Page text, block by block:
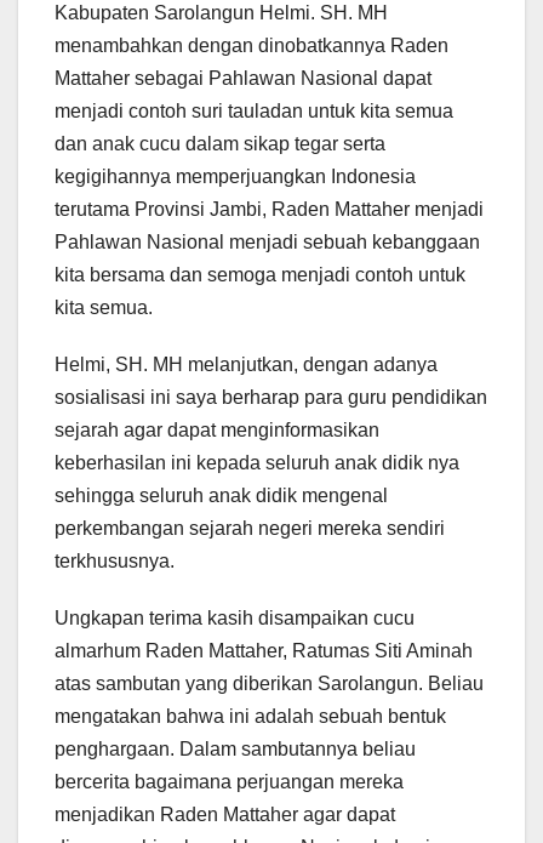
Kabupaten Sarolangun Helmi. SH. MH
menambahkan dengan dinobatkannya Raden
Mattaher sebagai Pahlawan Nasional dapat
menjadi contoh suri tauladan untuk kita semua
dan anak cucu dalam sikap tegar serta
kegigihannya memperjuangkan Indonesia
terutama Provinsi Jambi, Raden Mattaher menjadi
Pahlawan Nasional menjadi sebuah kebanggaan
kita bersama dan semoga menjadi contoh untuk
kita semua.
Helmi, SH. MH melanjutkan, dengan adanya
sosialisasi ini saya berharap para guru pendidikan
sejarah agar dapat menginformasikan
keberhasilan ini kepada seluruh anak didik nya
sehingga seluruh anak didik mengenal
perkembangan sejarah negeri mereka sendiri
terkhususnya.
Ungkapan terima kasih disampaikan cucu
almarhum Raden Mattaher, Ratumas Siti Aminah
atas sambutan yang diberikan Sarolangun. Beliau
mengatakan bahwa ini adalah sebuah bentuk
penghargaan. Dalam sambutannya beliau
bercerita bagaimana perjuangan mereka
menjadikan Raden Mattaher agar dapat